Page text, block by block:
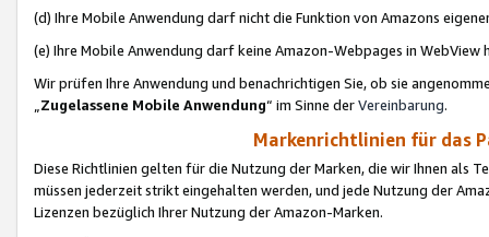
(d) Ihre Mobile Anwendung darf nicht die Funktion von Amazons
(e) Ihre Mobile Anwendung darf keine Amazon-Webpages in WebView
Wir prüfen Ihre Anwendung und benachrichtigen Sie, ob sie
„Zugelassene Mobile Anwendung“ im Sinne derVereinbarung.
Markenrichtlinien für das
Diese Richtlinien gelten für die Nutzung der Marken, die wir Ihnen als
müssen jederzeit strikt eingehalten werden, und jede Nutzung der
Lizenzen bezüglich Ihrer Nutzung der Amazon-Marken.